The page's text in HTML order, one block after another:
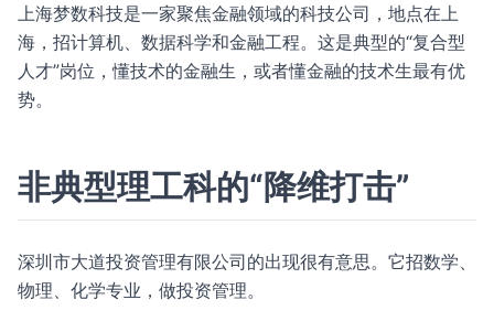
上海梦数科技是一家聚焦金融领域的科技公司，地点在上
海，招计算机、数据科学和金融工程。这是典型的“复合型
人才”岗位，懂技术的金融生，或者懂金融的技术生最有优
势。
非典型理工科的“降维打击”
深圳市大道投资管理有限公司的出现很有意思。它招数学、
物理、化学专业，做投资管理。